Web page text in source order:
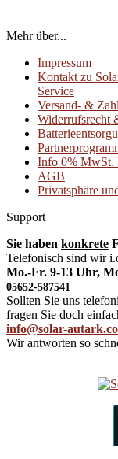
Mehr über...
Impressum
Kontakt zu
Service
Versand- &
Widerrufsrecht
Info 0% MwSt.
AGB
Privatsphäre
Support
Sie haben konkrete
Telefonisch sind wir
Mo.-Fr. 9-13 Uhr,
05652-587541
Sollten Sie uns
fragen Sie doch
info@solar-
Wir antworten so